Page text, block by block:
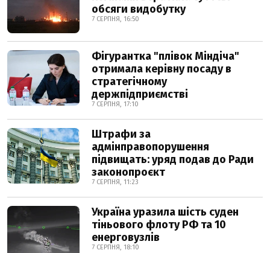
обсяги видобутку
7 СЕРПНЯ, 16:50
Фігурантка "плівок Міндіча"
отримала керівну посаду в
стратегічному
держпідприємстві
7 СЕРПНЯ, 17:10
Штрафи за
адмінправопорушення
підвищать: уряд подав до Ради
законопроєкт
7 СЕРПНЯ, 11:23
Україна уразила шість суден
тіньового флоту РФ та 10
енерговузлів
7 СЕРПНЯ, 18:10